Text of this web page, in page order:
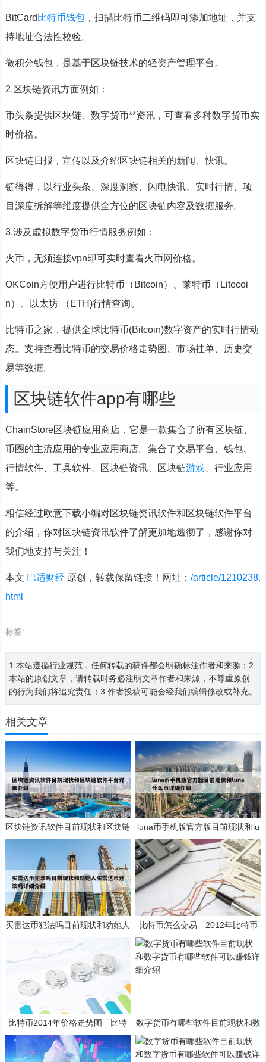
BitCard 比特币钱包，扫描比特币二维码即可添加地址，并支
持地址合法性校验。
微积分钱包，是基于区块链技术的轻资产管理平台。
2.区块链资讯方面例如：
币头条提供区块链、数字货币**资讯，可查看多种数字货币实
时价格。
区块链日报，宣传以及介绍区块链相关的新闻、快讯。
链得得，以行业头条、深度洞察、闪电快讯、实时行情、项
目深度拆解等维度提供全方位的区块链内容及数据服务。
3.涉及虚拟数字货币行情服务例如：
火币，无须连接vpn即可实时查看火币网价格。
OKCoin方便用户进行比特币（Bitcoin）、莱特币（Litecoi
n）、以太坊 （ETH)行情查询。
比特币之家，提供全球比特币(Bitcoin)数字资产的实时行情动
态。支持查看比特币的交易价格走势图、市场挂单、历史交
易等数据。
区块链软件app有哪些
ChainStore区块链应用商店，它是一款集合了所有区块链、
币圈的主流应用的专业应用商店。集合了交易平台、钱包、
行情软件、工具软件、区块链资讯、区块链游戏、行业应用
等。
相信经过欧意下载小编对区块链资讯软件和区块链软件平台
的介绍，你对区块链资讯软件了解更加地透彻了，感谢你对
我们地支持与关注！
本文 巴适财经原创，转载保留链接！网址： /article/1210238.
html
标签:
1.本站遵循行业规范，任何转载的稿件都会明确标注作者和来源；2.
本站的原创文章，请转载时务必注明文章作者和来源，不尊重原创
的行为我们将追究责任；3.作者投稿可能会经我们编辑修改或补充。
相关文章
区块链资讯软件目前现状和区块链
软件平台详细介绍
luna币手机版官方版目前现状和lu
na什么币详细介绍
买雷达币犯法吗目前现状和劝她人
比特币怎么交易「2012年比特币
比特币2014年价格走势图「比特
币2014年价格行情」
数字货币有哪些软件目前现状和数
字货币有哪些软件可以赚钱详细介
绍